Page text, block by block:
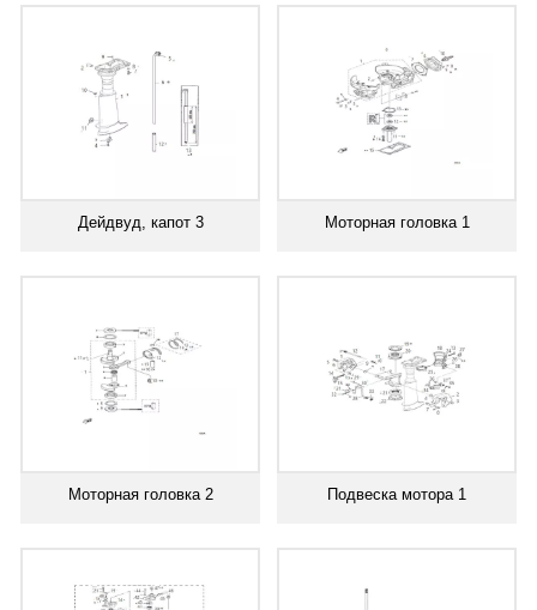
Дейдвуд, капот 3 Моторная головка 1
Моторная головка 2 Подвеска мотора 1